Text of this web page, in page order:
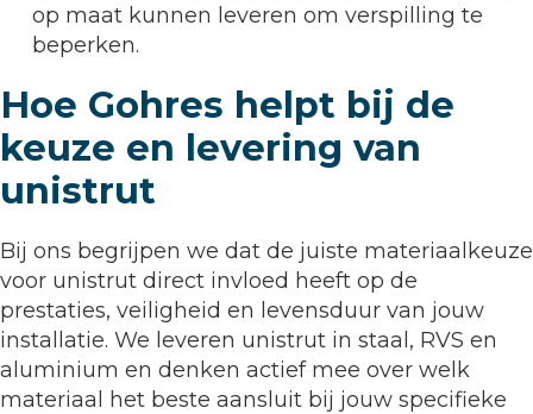
op maat kunnen leveren om verspilling te
beperken.
Hoe Gohres helpt bij de
keuze en levering van
unistrut
Bij ons begrijpen we dat de juiste materiaalkeuze
voor unistrut direct invloed heeft op de
prestaties, veiligheid en levensduur van jouw
installatie. We leveren unistrut in staal, RVS en
aluminium en denken actief mee over welk
materiaal het beste aansluit bij jouw specifieke